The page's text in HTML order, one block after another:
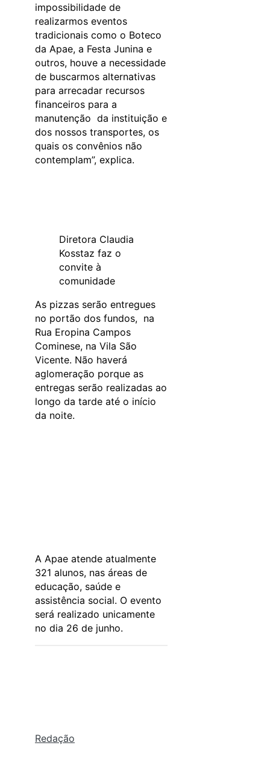
impossibilidade de
realizarmos eventos
tradicionais como o Boteco
da Apae, a Festa Junina e
outros, houve a necessidade
de buscarmos alternativas
para arrecadar recursos
financeiros para a
manutenção da instituição e
dos nossos transportes, os
quais os convênios não
contemplam”, explica.
Diretora Claudia
Kosstaz faz o
convite à
comunidade
As pizzas serão entregues
no portão dos fundos, na
Rua Eropina Campos
Cominese, na Vila São
Vicente. Não haverá
aglomeração porque as
entregas serão realizadas ao
longo da tarde até o início
da noite.
A Apae atende atualmente
321 alunos, nas áreas de
educação, saúde e
assistência social. O evento
será realizado unicamente
no dia 26 de junho.
Redação